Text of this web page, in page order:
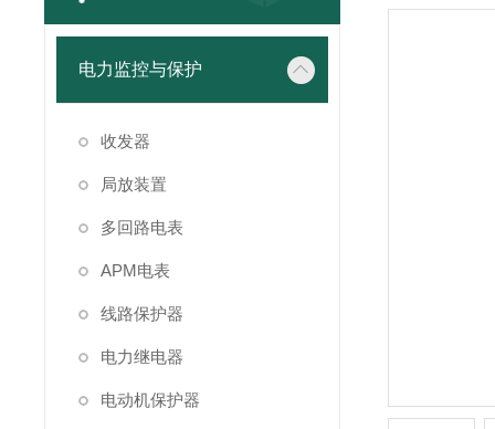
电力监控与保护
收发器
局放装置
多回路电表
APM电表
线路保护器
电力继电器
电动机保护器